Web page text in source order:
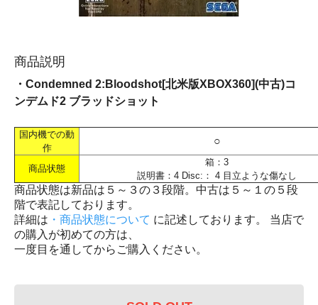
商品説明
・Condemned 2:Bloodshot[北米版XBOX360](中古)コ
ンデムド2 ブラッドショット
国内機での動
作
○
商品状態
箱：3
説明書：4 Disc:： 4 目立ような傷なし
商品状態は新品は５～３の３段階。中古は５～１の５段
階で表記しております。
詳細は ・商品状態について に記述しております。 当店で
の購入が初めての方は、
一度目を通してからご購入ください。